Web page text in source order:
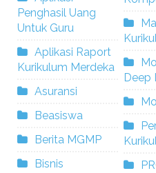
Penghasil Uang
Untuk Guru
Aplikasi Raport
Kurikulum Merdeka
Asuransi
Beasiswa
Berita MGMP
Bisnis
Deep